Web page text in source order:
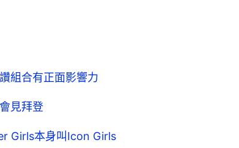
組合有正面影響力
見拜登
Girls本身叫Icon Girls